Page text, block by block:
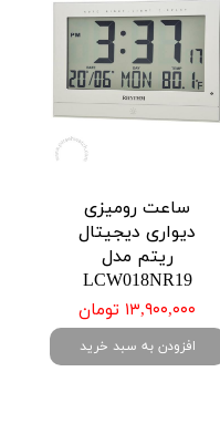
ساعت رومیزی
دیواری دیجیتال
ریتم مدل
LCW018NR19
۱۳,۹۰۰,۰۰۰ تومان
افزودن به سبد خرید